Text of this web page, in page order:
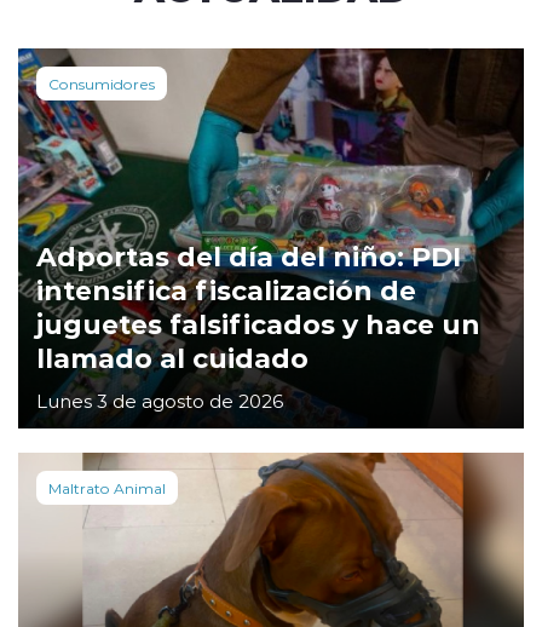
Consumidores
Adportas del día del niño: PDI
intensifica fiscalización de
juguetes falsificados y hace un
llamado al cuidado
Lunes 3 de agosto de 2026
Maltrato Animal